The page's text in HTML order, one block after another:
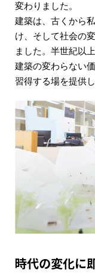
変わりました。
建築は、古くから
け、そして社会の
ました。半世紀以
建築の変わらない
習得する場を提供し
時代の変化に